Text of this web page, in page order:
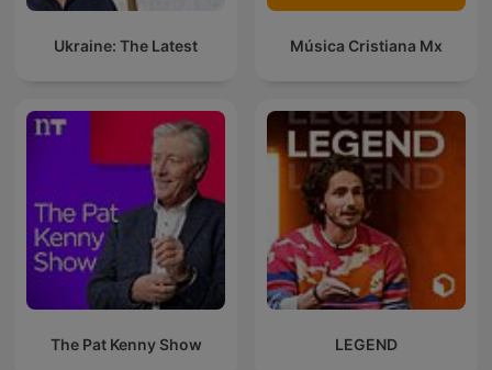
Ukraine: The Latest Música Cristiana Mx
The Pat Kenny Show LEGEND